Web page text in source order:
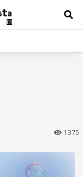
展
1375